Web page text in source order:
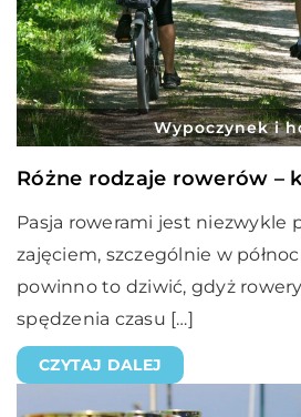
Wypoczynek i
Różne rodzaje rowerów –
Pasja rowerami jest niezwykle
zajęciem, szczególnie w
powinno to dziwić, gdyż
spędzenia czasu […]
CZYTAJ DALEJ